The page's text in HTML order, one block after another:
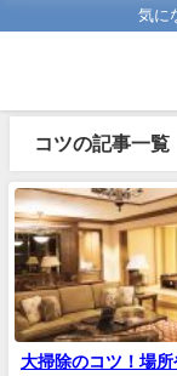
気に
コツの記事一覧
大掃除のコツ！場所